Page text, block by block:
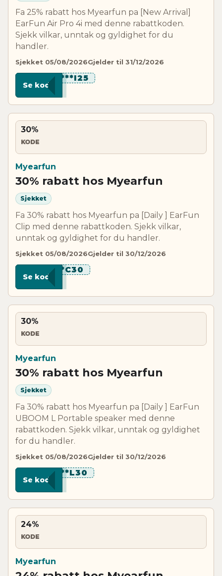
Fa 25% rabatt hos Myearfun pa [New Arrival]
EarFun Air Pro 4i med denne rabattkoden.
Sjekk vilkar, unntak og gyldighet for du
handler.
Sjekket 05/08/2026Gjelder til 31/12/2026
*****I25
Se kode
30%
KODE
Myearfun
30% rabatt hos Myearfun
Sjekket
Fa 30% rabatt hos Myearfun pa [Daily ] EarFun
Clip med denne rabattkoden. Sjekk vilkar,
unntak og gyldighet for du handler.
Sjekket 05/08/2026Gjelder til 30/12/2026
***C30
Se kode
30%
KODE
Myearfun
30% rabatt hos Myearfun
Sjekket
Fa 30% rabatt hos Myearfun pa [Daily ] EarFun
UBOOM L Portable speaker med denne
rabattkoden. Sjekk vilkar, unntak og gyldighet
for du handler.
Sjekket 05/08/2026Gjelder til 30/12/2026
****L30
Se kode
24%
KODE
Myearfun